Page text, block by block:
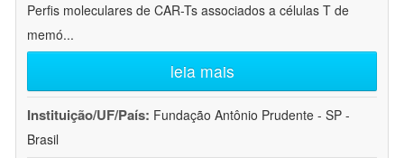
Perfis moleculares de CAR-Ts associados a células T de
memó...
leia mais
Instituição/UF/País: Fundação Antônio Prudente - SP -
Brasil